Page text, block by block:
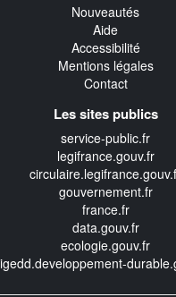
Nouveautés
Aide
Accessibilité
Mentions légales
Contact
Les sites publics
service-public.fr
legifrance.gouv.fr
gouvernement.fr
france.fr
data.gouv.fr
ecologie.gouv.fr
igedd.developpement-